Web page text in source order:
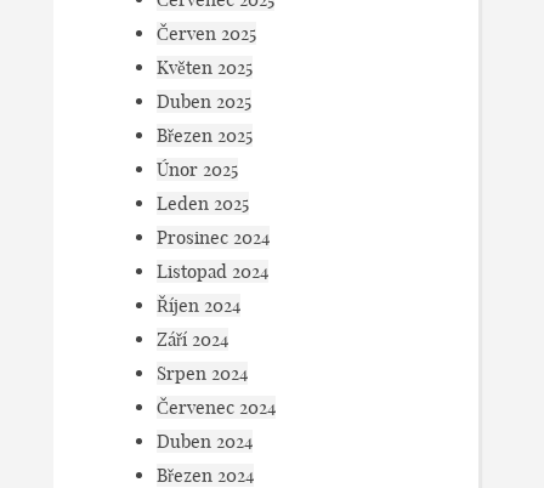
Červen 2025
Květen 2025
Duben 2025
Březen 2025
Únor 2025
Leden 2025
Prosinec 2024
Listopad 2024
Říjen 2024
Září 2024
Srpen 2024
Červenec 2024
Duben 2024
Březen 2024